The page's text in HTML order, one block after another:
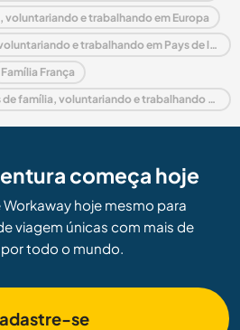
voluntariando e trabalhando em Europa
Férias em casas de família, voluntariando e trabalhando em Pays de la Loire
Família França
Última hora Férias em casas de família, voluntariando e trabalhando em França
começa hoje
hoje mesmo para
viagem únicas com mais de
todo o mundo.
se